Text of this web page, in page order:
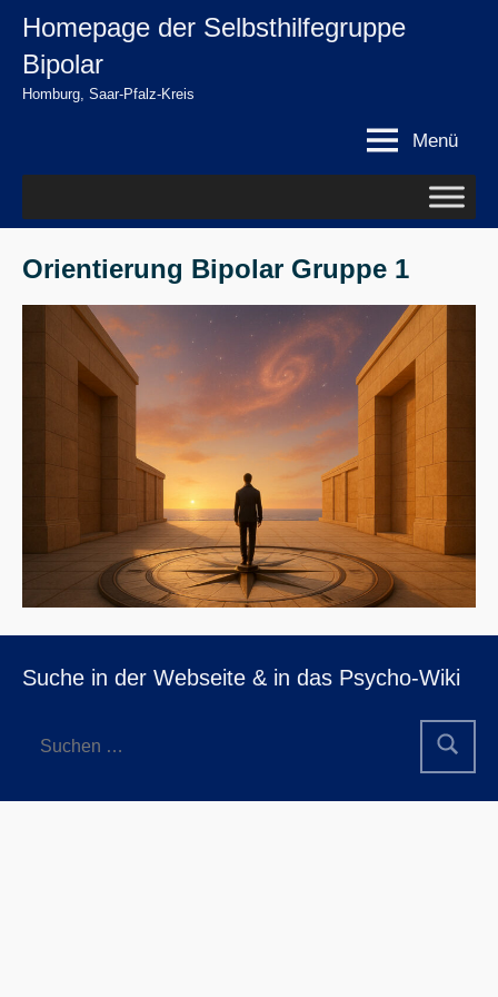
springen
Zum
springen
Homepage der Selbsthilfegruppe
Bipolar
Homburg, Saar-Pfalz-Kreis
Menü
Orientierung Bipolar Gruppe 1
Suche in der Webseite & in das Psycho-Wiki